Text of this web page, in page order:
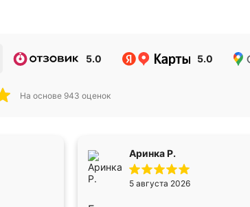
5.0 5.0
На основе 943 оценок
Аринка Р.
5 августа 2026